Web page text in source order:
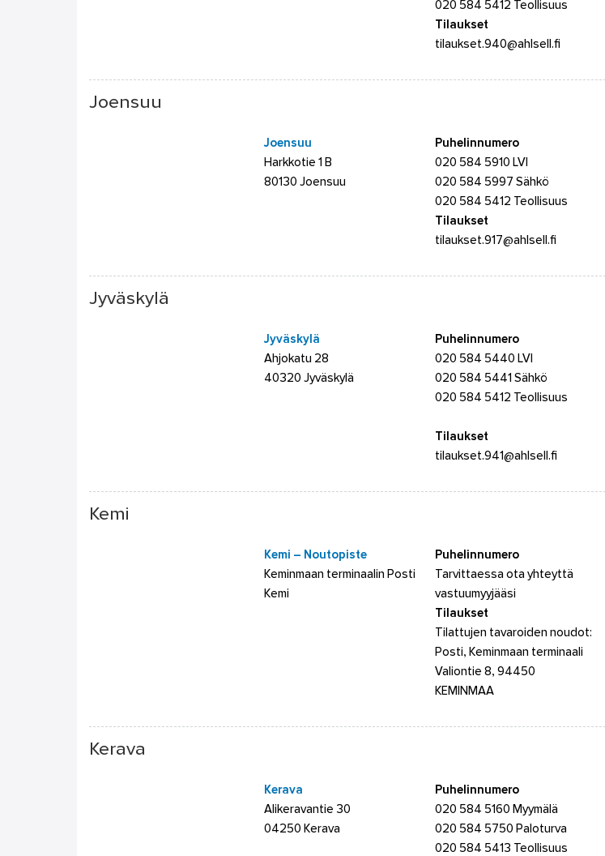
020 584 5412 Teollisuus
Tilaukset
tilaukset.940@ahlsell.fi
Joensuu
Joensuu
Harkkotie 1 B
80130 Joensuu
Puhelinnumero
020 584 5910 LVI
020 584 5997 Sähkö
020 584 5412 Teollisuus
Tilaukset
tilaukset.917@ahlsell.fi
Jyväskylä
Jyväskylä
Ahjokatu 28
40320 Jyväskylä
Puhelinnumero
020 584 5440 LVI
020 584 5441 Sähkö
020 584 5412 Teollisuus
Tilaukset
tilaukset.941@ahlsell.fi
Kemi
Kemi – Noutopiste
Keminmaan terminaalin Posti
Kemi
Puhelinnumero
Tarvittaessa ota yhteyttä
vastuumyyjääsi
Tilaukset
Tilattujen tavaroiden noudot:
Posti, Keminmaan terminaali
Valiontie 8, 94450
KEMINMAA
Kerava
Kerava
Alikeravantie 30
04250 Kerava
Puhelinnumero
020 584 5160 Myymälä
020 584 5750 Paloturva
020 584 5413 Teollisuus